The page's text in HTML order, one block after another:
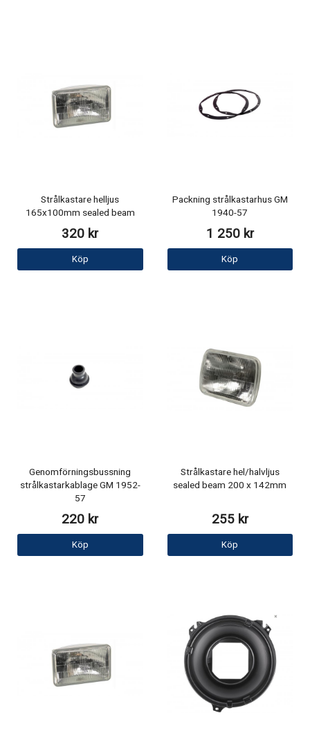
Strålkastare helljus
165x100mm sealed beam
320 kr
Köp
Packning strålkastarhus GM
1940-57
1 250 kr
Köp
Genomförningsbussning
strålkastarkablage GM 1952-
57
220 kr
Köp
Strålkastare hel/halvljus
sealed beam 200 x 142mm
255 kr
Köp